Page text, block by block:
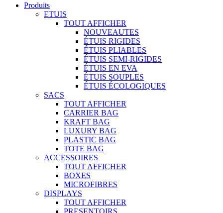
Produits
ETUIS
TOUT AFFICHER
NOUVEAUTES
ÉTUIS RIGIDES
ÉTUIS PLIABLES
ÉTUIS SEMI-RIGIDES
ÉTUIS EN EVA
ÉTUIS SOUPLES
ÉTUIS ÉCOLOGIQUES
SACS
TOUT AFFICHER
CARRIER BAG
KRAFT BAG
LUXURY BAG
PLASTIC BAG
TOTE BAG
ACCESSOIRES
TOUT AFFICHER
BOXES
MICROFIBRES
DISPLAYS
TOUT AFFICHER
PRESENTOIRS